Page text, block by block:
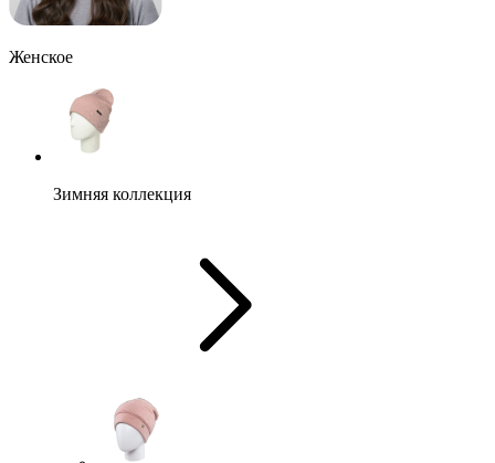
Женское
Зимняя коллекция